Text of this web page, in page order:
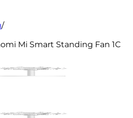
/
Mi Smart Standing Fan 1C